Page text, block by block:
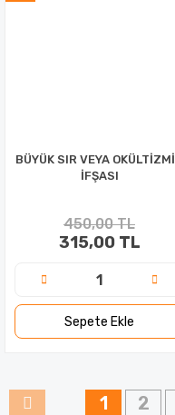
BÜYÜK SIR VEYA
İFŞASI
450,00 TL
315,00 TL
Sepete Ekle
1 2